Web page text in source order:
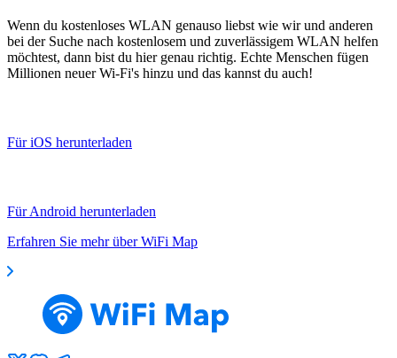
Wenn du kostenloses WLAN genauso liebst wie wir und anderen
bei der Suche nach kostenlosem und zuverlässigem WLAN helfen
möchtest, dann bist du hier genau richtig. Echte Menschen fügen
Millionen neuer Wi-Fi's hinzu und das kannst du auch!
Für iOS herunterladen
Für Android herunterladen
Erfahren Sie mehr über WiFi Map